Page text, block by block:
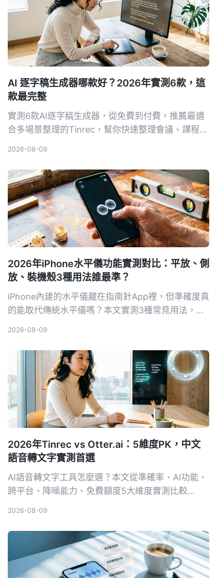
AI 逐字稿生成器哪款好？2026年實測6款，這
款最完整
實測6款AI逐字稿生成器，從免費到付費，推薦最適
合多場景整理的Tinrec，幫你快速整理會議、課程、
2026-08-09
2026年iPhone水平儀功能實測對比：平放、側
放、裝機殼3種用法誰最準？
iPhone內建的水平儀藏在指南針App裡，但準確度真
的能取代傳統水平儀嗎？本文實測3種常見用法，從
2026-08-09
2026年Tinrec vs Otter.ai：5維度PK，中文
語音轉文字實測首選
AI語音轉文字工具怎麼選？本文從準確率、AI功能、
跨平台、降噪能力、免費額度5大維度實測比較
2026-08-09